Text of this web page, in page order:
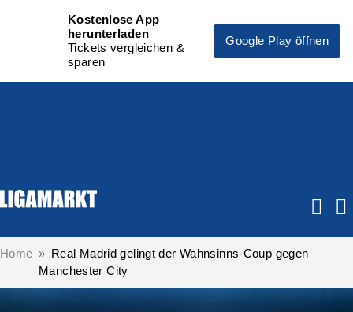
Kostenlose App
herunterladen
Tickets vergleichen &
sparen
Google Play öffnen
Home
Real Madrid gelingt der Wahnsinns-Coup gegen
Manchester City